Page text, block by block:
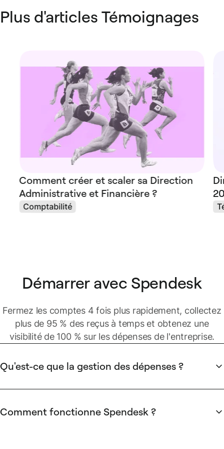
Plus d'articles Témoignages
Comment créer et scaler sa Direction
Administrative et Financière ?
Comptabilité
Démarrer avec Spendesk
Fermez les comptes 4 fois plus rapidement, collectez
plus de 95 % des reçus à temps et obtenez une
visibilité de 100 % sur les dépenses de l'entreprise.
Qu'est-ce que la gestion des dépenses ?
:
Les dépenses stratégiquessont généralement
Comment fonctionne Spendesk ?